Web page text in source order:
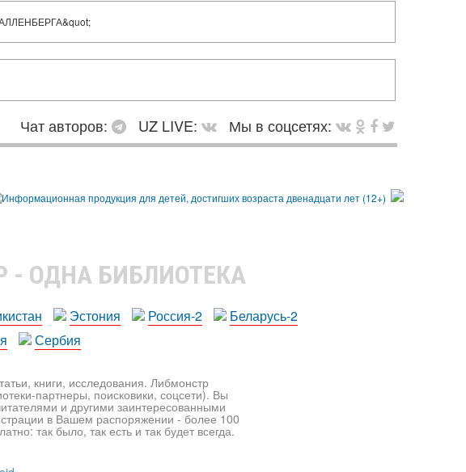
Чат авторов: UZ LIVE:
Мы в соцсетях:
ОДНА БИБЛИОТЕКА
Эстония Россия-2
Беларусь-2
Сербия
книги, исследования. Либмонстр
партнеры, поисковики, соцсети). Вы
и другими заинтересованными
в Вашем распоряжении - более 100
так было, так есть и так будет всегда.